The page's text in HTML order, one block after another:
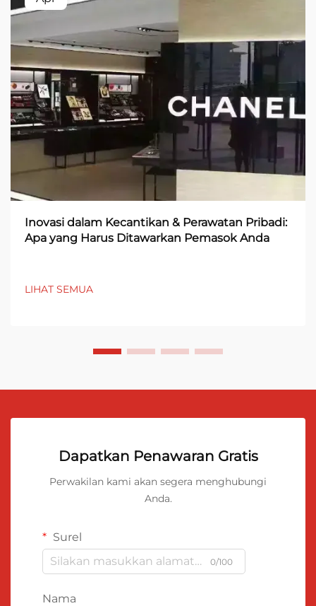
Inovasi dalam Kecantikan & Perawatan Pribadi:
Apa yang Harus Ditawarkan Pemasok Anda
LIHAT SEMUA
Dapatkan Penawaran Gratis
Perwakilan kami akan segera menghubungi
Anda.
Surel
0/100
Nama